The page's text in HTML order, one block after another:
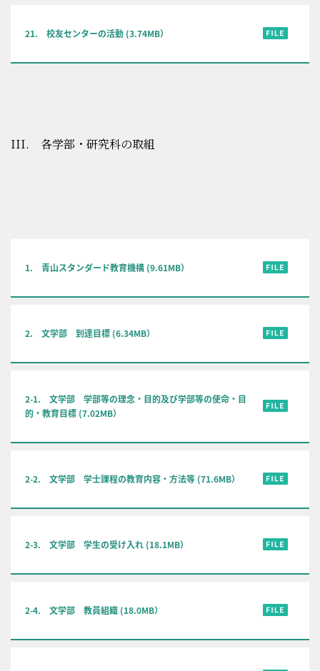
21. 校友センターの活動 (3.74MB）
III. 各学部・研究科の取組
1. 青山スタンダード教育機構 (9.61MB）
2. 文学部 到達目標 (6.34MB）
2-1. 文学部 学部等の理念・目的及び学部等の使命・目
的・教育目標 (7.02MB）
2-2. 文学部 学士課程の教育内容・方法等 (71.6MB）
2-3. 文学部 学生の受け入れ (18.1MB）
2-4. 文学部 教員組織 (18.0MB）